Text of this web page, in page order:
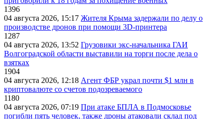
1396
04 августа 2026, 15:17 Жителя Крыма задержали по делу о
производстве дронов при помощи 3D‑принтера
1287
04 августа 2026, 13:52 Грузовики экс-начальника ГАИ
Волгоградской области выставили на торги после дела о
взятках
1904
04 августа 2026, 12:18 Агент ФБР украл почти $1 млн в
криптовалюте со счетов подозреваемого
1180
04 августа 2026, 07:19 При атаке БПЛА в Подмосковье
погибли пять человек, также дроны атаковали склад под